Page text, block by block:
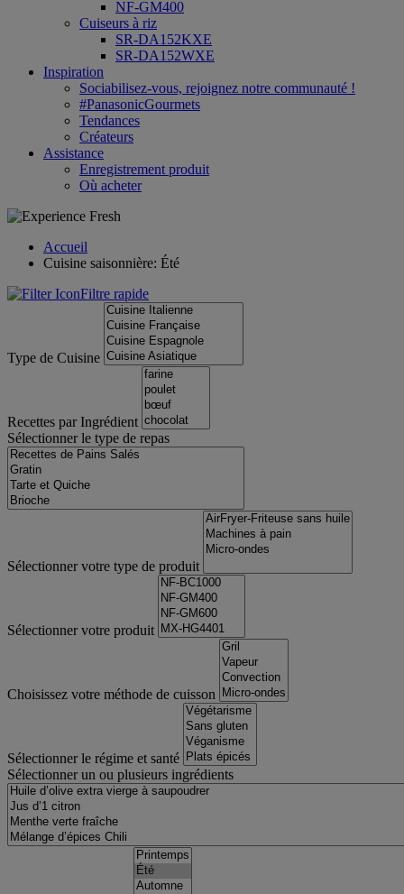
NF-GM400
Cuiseurs à riz
SR-DA152KXE
SR-DA152WXE
Inspiration
Sociabilisez-vous, rejoignez notre communauté !
#PanasonicGourmets
Tendances
Créateurs
Assistance
Enregistrement produit
Où acheter
Accueil
Cuisine saisonnière: Été
Filtre rapide
Type de Cuisine
Recettes par Ingrédient
Sélectionner le type de repas
Sélectionner votre type de produit
Sélectionner votre produit
Choisissez votre méthode de cuisson
Sélectionner le régime et santé
Sélectionner un ou plusieurs ingrédients